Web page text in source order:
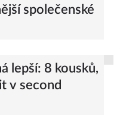
společenské
lepší: 8 kousků,
v second